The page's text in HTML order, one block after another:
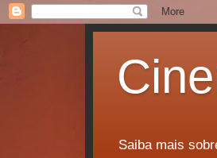
Saiba mais